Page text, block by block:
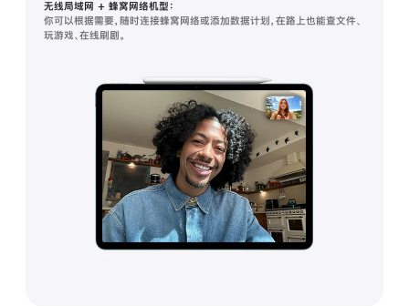
无线局域网 + 蜂窝网络机型：
你可以根据需要，随时连接蜂窝网络或添加数据计划，在路上也能查文件、
玩游戏、在线刷剧。